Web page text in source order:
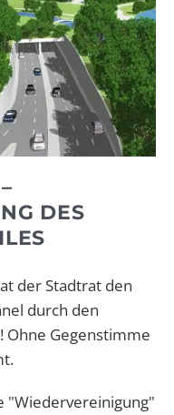
DES
der Stadtrat den
durch den
Ohne Gegenstimme
"Wiedervereinigung"